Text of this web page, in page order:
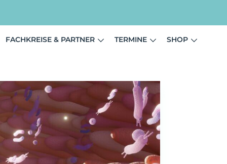
FACHKREISE & PARTNER TERMINE SHOP